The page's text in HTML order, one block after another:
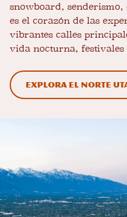
snowboard,
es el corazón de las
vibrantes calles
vida nocturna, festivales
Explora el norte